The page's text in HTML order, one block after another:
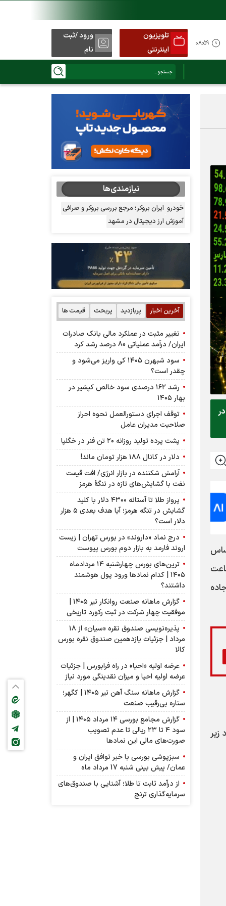
تلویزیون
اینترنتی
ورود /ثبت
نام
18جاده قزوين، آبيک ، کيلومتر 6 جاده
زیر
نیازمندی‌ها
خودرو ایران بروکر؛ مرجع بررسی بروکر و صرافی
آموزش ارز دیجیتال در مشهد
آخرین اخبار پربازدید پربحث قیمت ها
تغییر مثبت در عملکرد مالی بانک صادرات
ایران/ درآمد عملیاتی 80 درصد رشد کرد
سود شبهرن ۱۴۰۵ کی واریز می‌شود و
چقدر است؟
رشد ۱۶۲ درصدی سود خالص کپشیر در
بهار ۱۴۰۵
توقف اجرای دستورالعمل نحوه احراز
صلاحیت مدیران عامل
پشت پرده تولید روزانه ۲۰ تن فنر در خگلپا
دلار در کانال ۱۸۸ هزار تومان ماند!
آرامش شکننده در بازار انرژی/ افت قیمت
نفت با گشایش‌های تازه در تنگۀ هرمز
پرواز طلا تا آستانه ۴۳۰۰ دلار با کلید
گشایش در تنگه هرمز؛ آیا هدف بعدی ۵ هزار
دلار است؟
درج نماد «داروند» در بورس تهران | زیست
اروند فارمد به بازار دوم بورس پیوست
ترین‌های بورس چهارشنبه ۱۴ مردادماه
۱۴۰۵ | کدام نماد‌ها ورود پول هوشمند
داشتند؟
گزارش ماهانه صنعت روانکار تیر ۱۴۰۵ |
موفقیت چهار شرکت در ثبت رکورد تاریخی
پذیره‌نویسی صندوق نقره «سیان» از ۱۸
مرداد | جزئیات یازدهمین صندوق نقره بورس
کالا
عرضه اولیه «احیا» در راه فرابورس | جزئیات
عرضه اولیه احیا و میزان نقدینگی مورد نیاز
گزارش ماهانه سنگ آهن تیر ۱۴۰۵ | کگهر؛
ستاره بی‌رقیب صنعت
گزارش مجامع بورسی ۱۴ مرداد ۱۴۰۵ | از
سود ۴ تا ۲۳ ریالی تا عدم تصویب
صورت‌های مالی این نماد‌ها
سبزپوشی بورسی با خبر توافق ایران و
عمان/ پیش بینی شنبه 17 مرداد ماه
از درآمد ثابت تا طلا؛ آشنایی با صندوق‌های
سرمایه‌گذاری ترنج